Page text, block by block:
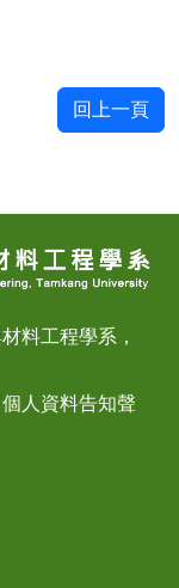
回上一頁
料工程學系，
個人資料告知聲